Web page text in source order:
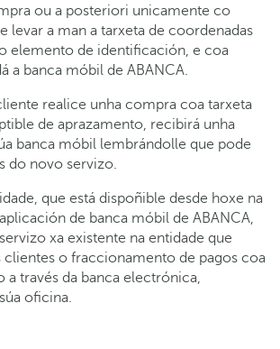
ou a posteriori unicamente co
levar a man a tarxeta de coordenadas
elemento de identificación, e coa
a banca móbil de ABANCA.
realice unha compra coa tarxeta
de aprazamento, recibirá unha
banca móbil lembrándolle que pode
do novo servizo.
que está dispoñible desde hoxe na
de banca móbil de ABANCA,
xa existente na entidade que
clientes o fraccionamento de pagos coa
a través da banca electrónica,
oficina.